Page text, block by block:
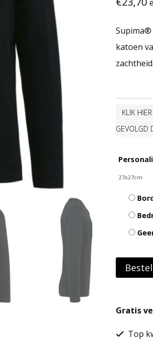
Supima®
katoen
zachtheid.
KLIK
GEVOLGD
27x27cm
Gratis
Top